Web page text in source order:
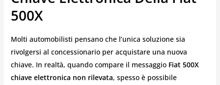
500X
Molti automobilisti pensano che l’unica soluzione sia
rivolgersi al concessionario per acquistare una nuova
chiave. In realtà, quando compare il messaggio Fiat 500X
chiave elettronica non rilevata, spesso è possibile